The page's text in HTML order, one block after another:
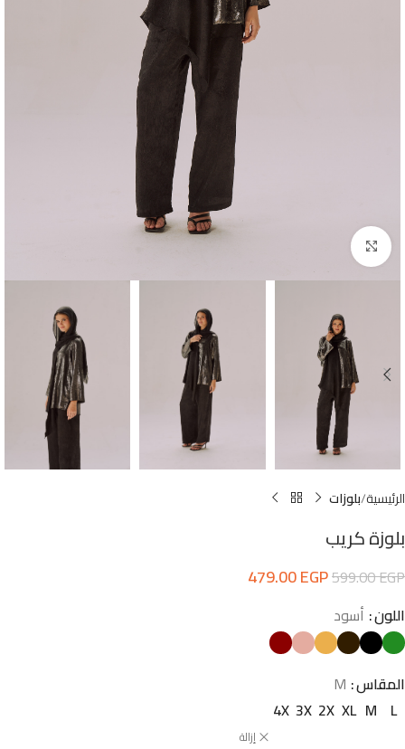
Click to enlarge
الرئيسية بلوزات
بلوزة كريب
599.00EGP
479.00EGP
اللون أسود
المقاس M
L
M
XL
2X
3X
4X
إزالة